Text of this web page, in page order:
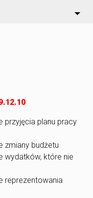
przyjęcia planu pracy
zmiany budżetu
wydatków, które nie
reprezentowania